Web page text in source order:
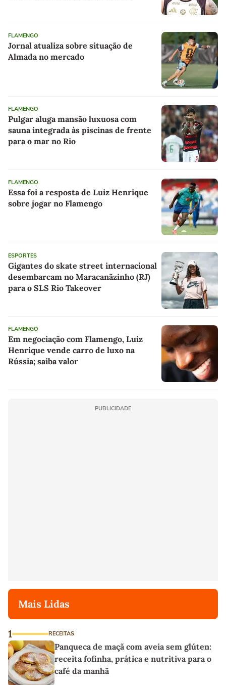
FLAMENGO
Jornal atualiza sobre situação de
Almada no mercado
FLAMENGO
Pulgar aluga mansão luxuosa com
sauna integrada às piscinas de frente
para o mar no Rio
FLAMENGO
Essa foi a resposta de Luiz Henrique
sobre jogar no Flamengo
ESPORTES
Gigantes do skate street internacional
desembarcam no Maracanãzinho (RJ)
para o SLS Rio Takeover
FLAMENGO
Em negociação com Flamengo, Luiz
Henrique vende carro de luxo na
Rússia; saiba valor
PUBLICIDADE
Mais Lidas
1 RECEITAS
Panqueca de maçã com aveia sem glúten:
receita fofinha, prática e nutritiva para o
café da manhã